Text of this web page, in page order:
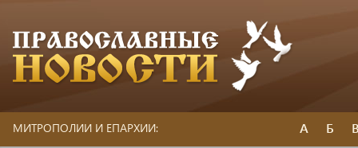
МИТРОПОЛИИ И ЕПАРХИИ: А Б